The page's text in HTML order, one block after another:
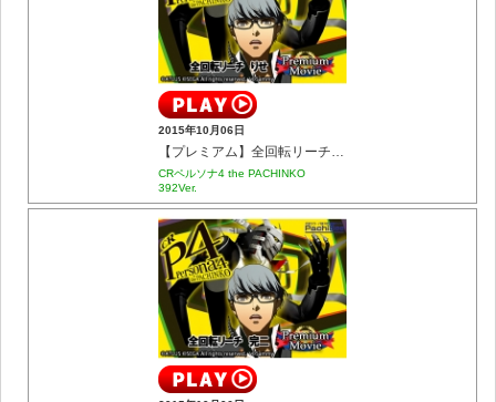
2015年10月06日
【プレミアム】全回転リーチ りせ
CRペルソナ4 the PACHINKO
392Ver.